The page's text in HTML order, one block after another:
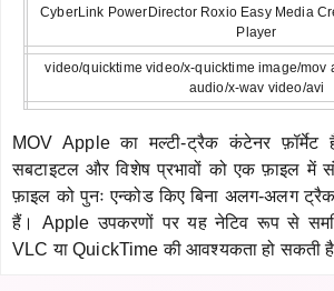
CyberLink PowerDirector Roxio Easy Media
Player
video/quicktime video/x-quicktime image/mov
audio/x-wav video/avi
MOV Apple का मल्टी-ट्रैक कंटेनर फ़ॉर्मेट
सबटाइटल और विशेष प्रभावों को एक फ़ाइल में
फ़ाइल को पुनः एन्कोड किए बिना अलग-अलग
हैं। Apple उपकरणों पर यह नेटिव रूप से
VLC या QuickTime की आवश्यकता हो सकती